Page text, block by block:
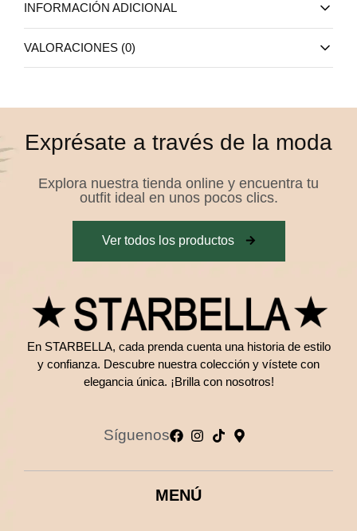
INFORMACIÓN ADICIONAL
VALORACIONES (0)
Exprésate a través de la moda
Explora nuestra tienda online y encuentra tu
outfit ideal en unos pocos clics.
Ver todos los productos
En STARBELLA, cada prenda cuenta una historia de estilo
y confianza. Descubre nuestra colección y vístete con
elegancia única. ¡Brilla con nosotros!
Síguenos
MENÚ